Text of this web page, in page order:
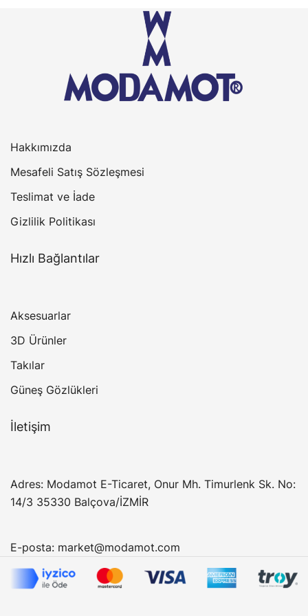
Hakkımızda
Mesafeli Satış Sözleşmesi
Teslimat ve İade
Gizlilik Politikası
Hızlı Bağlantılar
Aksesuarlar
3D Ürünler
Takılar
Güneş Gözlükleri
İletişim
Adres: Modamot E-Ticaret, Onur Mh. Timurlenk Sk. No:
14/3 35330 Balçova/İZMİR
E-posta: market@modamot.com